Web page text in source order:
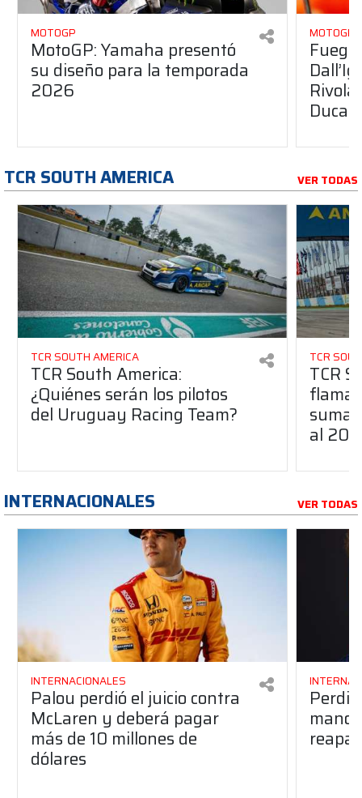
MOTOGP
MotoGP: Yamaha presentó
su diseño para la temporada
2026
MOTOGP
Ducati
TCR SOUTH AMERICA VER TODAS
TCR SOUTH AMERICA
TCR South America:
¿Quiénes serán los pilotos
del Uruguay Racing Team?
TCR
TCR
suma
al
INTERNACIONALES VER TODAS
INTERNACIONALES
Palou perdió el juicio contra
McLaren y deberá pagar
más de 10 millones de
dólares